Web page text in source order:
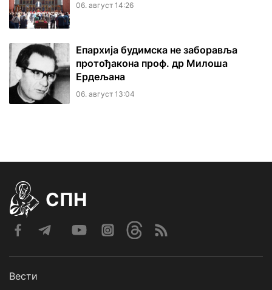
06. август 14:26
Епархија будимска не заборавља
протођакона проф. др Милоша
Ердељана
06. август 13:04
СПН
Вести